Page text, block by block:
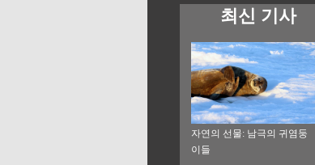
최신 기사
자연의 선물: 남극의 귀염둥
이들